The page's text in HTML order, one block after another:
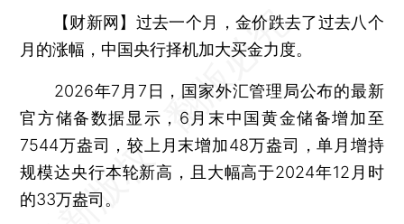
【财新网】 过去一个月，金价跌去了过去八个
月的涨幅，中国央行择机加大买金力度。
2026年7月7日，国家外汇管理局公布的最新
官方储备数据显示，6月末中国黄金储备增加至
7544万盎司，较上月末增加48万盎司，单月增持
规模达央行本轮新高，且大幅高于2024年12月时
的33万盎司。